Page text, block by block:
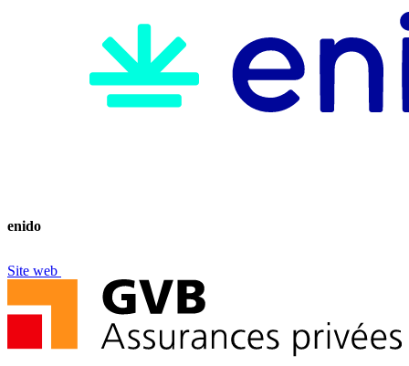
enido
Site web